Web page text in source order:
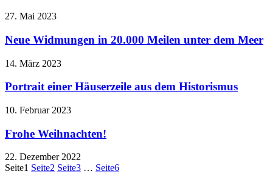
27. Mai 2023
Neue Widmungen in 20.000 Meilen unter dem Meer
14. März 2023
Portrait einer Häuserzeile aus dem Historismus
10. Februar 2023
Frohe Weihnachten!
22. Dezember 2022
Seite1 Seite2 Seite3 … Seite6